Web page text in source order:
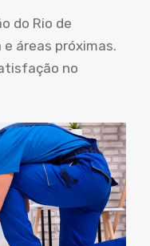
do Rio de
áreas próximas.
no